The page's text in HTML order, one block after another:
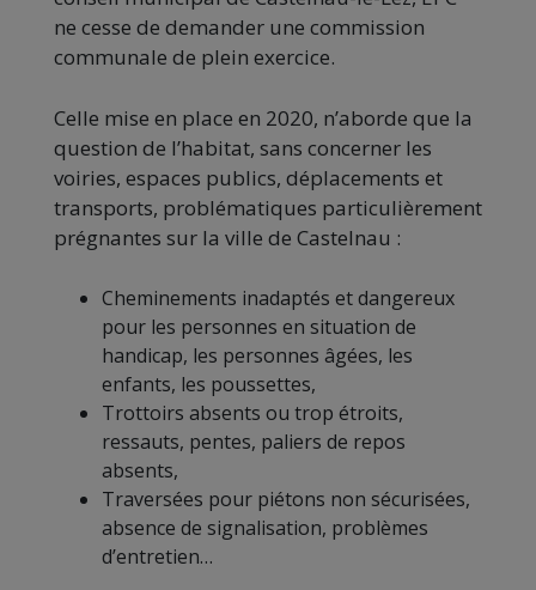
ne cesse de demander une commission
communale de plein exercice.
Celle mise en place en 2020, n’aborde que la
question de l’habitat, sans concerner les
voiries, espaces publics, déplacements et
transports, problématiques particulièrement
prégnantes sur la ville de Castelnau :
Cheminements inadaptés et dangereux
pour les personnes en situation de
handicap, les personnes âgées, les
enfants, les poussettes,
Trottoirs absents ou trop étroits,
ressauts, pentes, paliers de repos
absents,
Traversées pour piétons non sécurisées,
absence de signalisation, problèmes
d’entretien…